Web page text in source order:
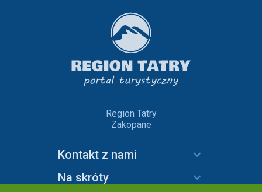
Region Tatry
Zakopane
Kontakt z nami
Na skróty